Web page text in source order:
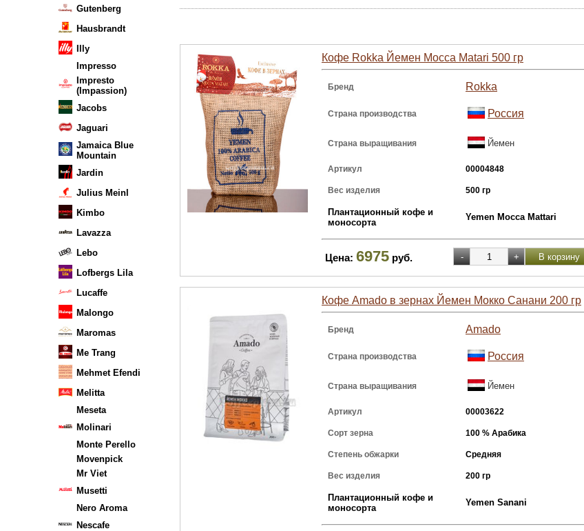
Gutenberg
Hausbrandt
Illy
Impresso
Impresto
(Impassion)
Jacobs
Jaguari
Jamaica Blue
Mountain
Jardin
Julius Meinl
Kimbo
Lavazza
Lebo
Lofbergs Lila
Lucaffe
Malongo
Maromas
Me Trang
Mehmet Efendi
Melitta
Meseta
Molinari
Monte Perello
Movenpick
Mr Viet
Musetti
Nero Aroma
Nescafe
Кофе Rokka Йемен Mocca Matari 500 гр
Бренд Rokka
Страна производства Россия
Страна выращивания Йемен
Артикул 00004848
Вес изделия 500 гр
Плантационный кофе и
моносорта
Yemen Mocca Mattari
Цена: 6975 руб.
Кофе Amado в зернах Йемен Мокко Санани 200 гр
Бренд Amado
Страна производства Россия
Страна выращивания Йемен
Артикул 00003622
Сорт зерна 100 % Арабика
Степень обжарки Средняя
Вес изделия 200 гр
Плантационный кофе и
моносорта
Yemen Sanani